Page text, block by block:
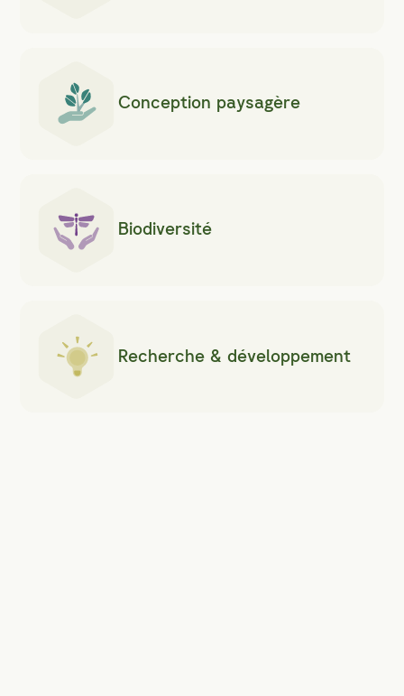
Conception paysagère
Biodiversité
Recherche & développement